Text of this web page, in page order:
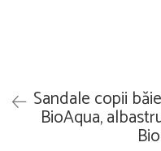
Sandale copii
BioAqua,